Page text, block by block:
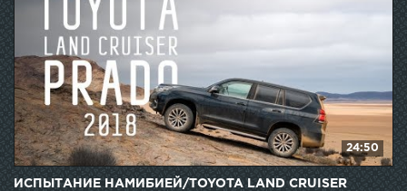
24:50
ИСПЫТАНИЕ НАМИБИЕЙ/TOYOTA LAND CRUISER